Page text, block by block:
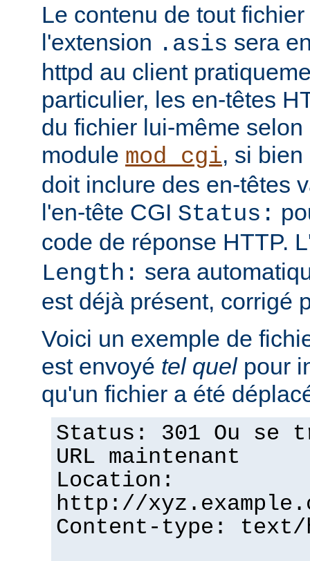
Le contenu de tout
l'extension .asis sera
httpd au client
particulier, les en-têtes
du fichier lui-même
module mod_cgi, si
doit inclure des en-têtes
l'en-tête CGI Status:
code de réponse HTTP.
Length: sera
est déjà présent, corrigé
Voici un exemple de
est envoyé tel quelpour
qu'un fichier a été
Status: 301 Ou se
URL maintenant
Location:
http://
Content-type: text/